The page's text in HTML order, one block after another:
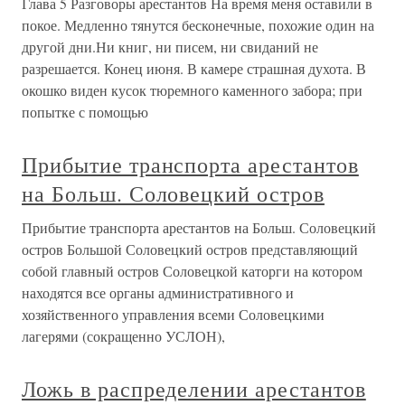
покое. Медленно тянутся бесконечные, похожие один на
другой дни.Ни книг, ни писем, ни свиданий не
разрешается. Конец июня. В камере страшная духота. В
окошко виден кусок тюремного каменного забора; при
попытке с помощью
Прибытие транспорта арестантов
на Больш. Соловецкий остров
Прибытие транспорта арестантов на Больш. Соловецкий
остров Большой Соловецкий остров представляющий
собой главный остров Соловецкой каторги на котором
находятся все органы административного и
хозяйственного управления всеми Соловецкими
лагерями (сокращенно УСЛОН),
Ложь в распределении арестантов